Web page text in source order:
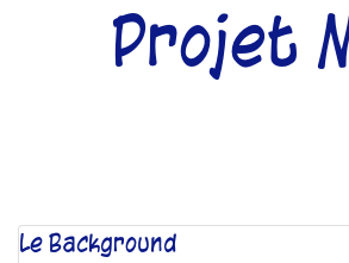
Projet
Le Background